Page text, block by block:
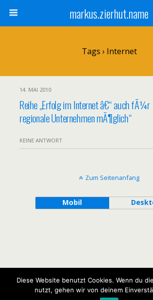
markus.zierhut.name
Tags › Internet
14. MAI 2010
Reihe „Erfolg im Internet â€“ auch fÃ¼r
regionale Unternehmen mÃ¶glich“
KEINE ANTWORT
Zum Seitenanfang
Mobil
Diese Website benutzt Cookies. Wenn du
nutzt, gehen wir von deinem